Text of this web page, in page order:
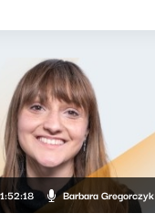
Barbara Gregorczyk